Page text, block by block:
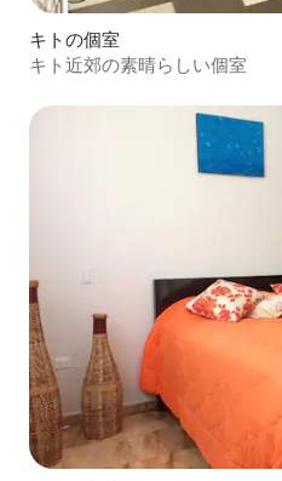
キトの個室
キト近郊の素晴らしい個室